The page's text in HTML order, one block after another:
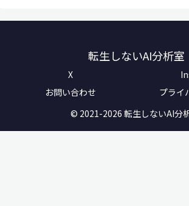
転生しないAI分析室
X
お問い合わせ
プライ
© 2021-2026 転生しないAI分